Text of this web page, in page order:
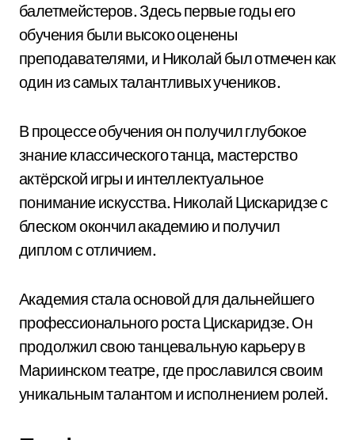
балетмейстеров. Здесь первые годы его
обучения были высоко оценены
преподавателями, и Николай был отмечен как
один из самых талантливых учеников.
В процессе обучения он получил глубокое
знание классического танца, мастерство
актёрской игры и интеллектуальное
понимание искусства. Николай Цискаридзе с
блеском окончил академию и получил
диплом с отличием.
Академия стала основой для дальнейшего
профессионального роста Цискаридзе. Он
продолжил свою танцевальную карьеру в
Мариинском театре, где прославился своим
уникальным талантом и исполнением ролей.